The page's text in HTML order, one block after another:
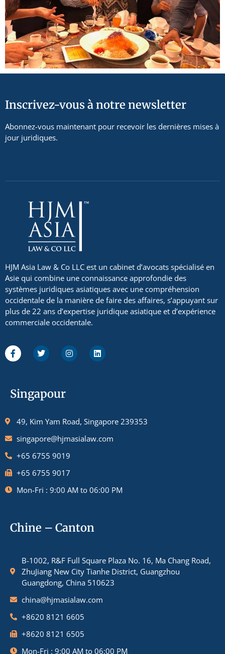
Inscrivez-vous à notre newsletter
Abonnez-vous maintenant pour recevoir les dernières mises à
jour juridiques.
HJM Asia Law & Co LLC est un cabinet d’avocats spécialisé en
Asie qui combine une connaissance approfondie des
systèmes juridiques asiatiques avec une compréhension
occidentale de la manière de faire des affaires, s’appuyant sur
plus de 22 ans d’expertise juridique asiatique et d’expérience
commerciale occidentale.
Singapour
49, Kim Yam Road, Singapore 239353
singapore@hjmasialaw.com
+65 6755 9019
+65 6755 9017
Mon-Fri : 9:00 AM to 06:00 PM
Chine – Canton
B-1002, R&F Full Square Plaza No. 16, Ma Chang Road,
ZhuJiang New City Tianhe District, Guangzhou
Guangdong, China 510623
china@hjmasialaw.com
+8620 8121 6605
+8620 8121 6505
Mon-Fri : 9:00 AM to 06:00 PM